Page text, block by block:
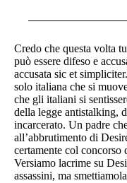
Credo che questa volta
può essere difeso e
accusata sic et
solo italiana che si
che gli italiani si
della legge antistalking,
incarcerato. Un padre
all’abbrutimento di
certamente col concorso
Versiamo lacrime su
assassini, ma